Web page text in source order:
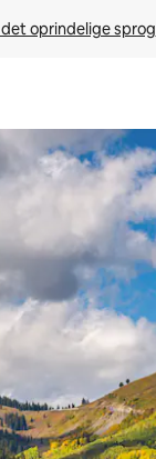
oprindelige sprog
eller stryge.